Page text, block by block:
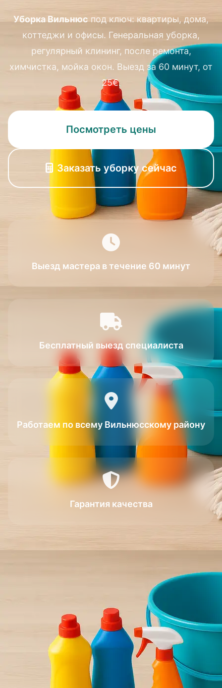
Уборка Вильнюс под ключ: квартиры, дома,
коттеджи и офисы. Генеральная уборка,
регулярный клининг, после ремонта,
химчистка, мойка окон. Выезд за 60 минут, от
25€.
Посмотреть цены
Заказать уборку сейчас
Выезд мастера в течение 60 минут
Бесплатный выезд специалиста
Работаем по всему Вильнюсскому району
Гарантия качества